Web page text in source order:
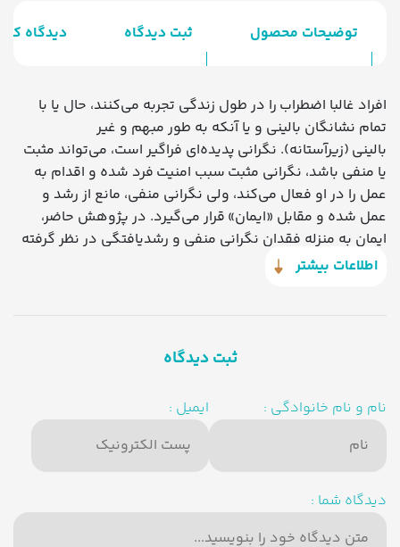
توضیحات محصول ثبت دیدگاه دیدگاه
افراد غالبا اضطراب را در طول زندگی تجربه می‌کنند، حال یا با
تمام نشانگان بالینی و یا آنکه به طور مبهم و غیر
بالینی (زیرآستانه). نگرانی پدیده‌ای فراگیر است، می‌تواند مثبت
یا منفی باشد، نگرانی مثبت سبب امنیت فرد شده و اقدام به
عمل را در او فعال می‌کند، ولی نگرانی منفی، مانع از رشد و
عمل شده و مقابل «ایمان» قرار می‌گیرد. در پژوهش حاضر،
ایمان به منزله فقدان نگرانی منفی و رشدیافتگی در نظر گرفته
اطلاعات بیشتر
ثبت دیدگاه
نام و نام خانوادگی : ایمیل :
دیدگاه شما :